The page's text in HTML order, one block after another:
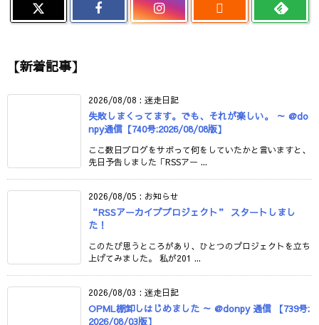

【新着記事】
2026/08/08 : 迷走日記
失敗しまくってます。でも、それが楽しい。 ～ @do
npy通信【740号:2026/08/08版】
ここ数日ブログをサボって何をしていたかと言いますと、
先日予告しました「RSSアー ...
2026/08/05 : お知らせ
“RSSアーカイブプロジェクト” スタートしまし
た！
このたび思うところがあり、ひとつのプロジェクトを立ち
上げてみました。 私が201 ...
2026/08/03 : 迷走日記
OPML棚卸しはじめました ～ @donpy 通信 【739号:
2026/08/03版】